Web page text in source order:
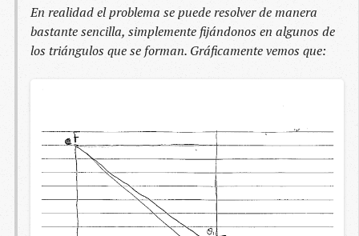
En realidad el problema se puede resolver de manera
bastante sencilla, simplemente fijándonos en algunos de
los triángulos que se forman. Gráficamente vemos que: